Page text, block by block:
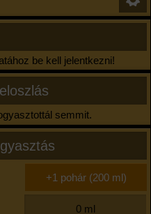
be kell jelentkezni!
semmit.